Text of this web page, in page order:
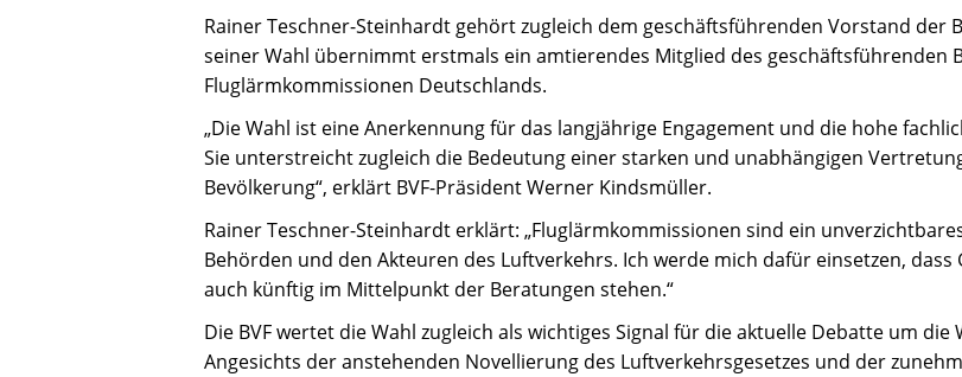
Rainer Teschner-Steinhardt gehört zugleich dem geschäftsführenden Vorstand der
seiner Wahl übernimmt erstmals ein amtierendes Mitglied des geschäftsführenden
Fluglärmkommissionen Deutschlands.
„Die Wahl ist eine Anerkennung für das langjährige Engagement und die hohe
Sie unterstreicht zugleich die Bedeutung einer starken und unabhängigen
Bevölkerung“, erklärt BVF-Präsident Werner Kindsmüller.
Rainer Teschner-Steinhardt erklärt: „Fluglärmkommissionen sind ein
Behörden und den Akteuren des Luftverkehrs. Ich werde mich dafür einsetzen,
auch künftig im Mittelpunkt der Beratungen stehen.“
Die BVF wertet die Wahl zugleich als wichtiges Signal für die aktuelle Debatte um
Angesichts der anstehenden Novellierung des Luftverkehrsgesetzes und der